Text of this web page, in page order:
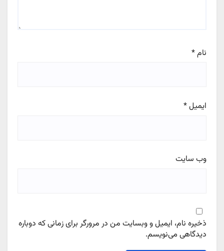
نام*
ایمیل*
وب‌ سایت
ذخیره نام، ایمیل و وبسایت من در مرورگر برای زمانی که دوباره
دیدگاهی می‌نویسم.